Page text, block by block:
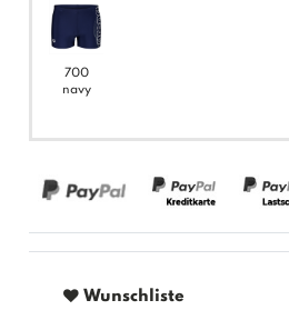
700
navy
Wunschliste